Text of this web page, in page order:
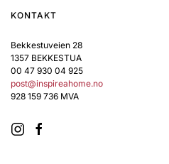
KONTAKT
Bekkestuveien 28
1357 BEKKESTUA
00 47 930 04 925
post@inspireahome.no
928 159 736 MVA